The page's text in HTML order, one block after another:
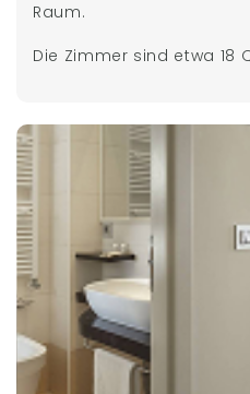
Raum.
Die Zimmer sind etwa 18